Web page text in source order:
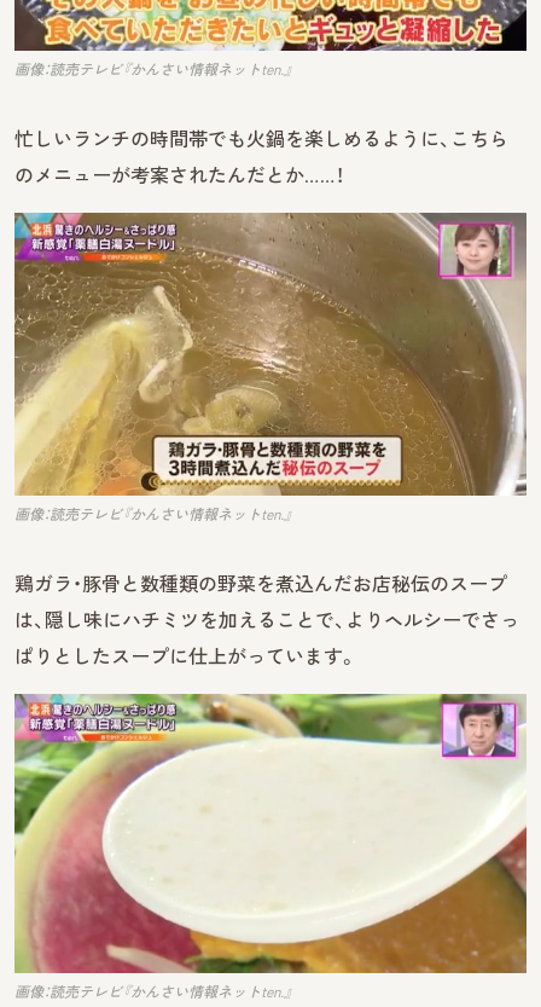
画像：読売テレビ『かんさい情報ネットten.』
忙しいランチの時間帯でも火鍋を楽しめるように、こちら
のメニューが考案されたんだとか……！
画像：読売テレビ『かんさい情報ネットten.』
鶏ガラ・豚骨と数種類の野菜を煮込んだお店秘伝のスープ
は、隠し味にハチミツを加えることで、よりヘルシーでさっ
ぱりとしたスープに仕上がっています。
画像：読売テレビ『かんさい情報ネットten.』